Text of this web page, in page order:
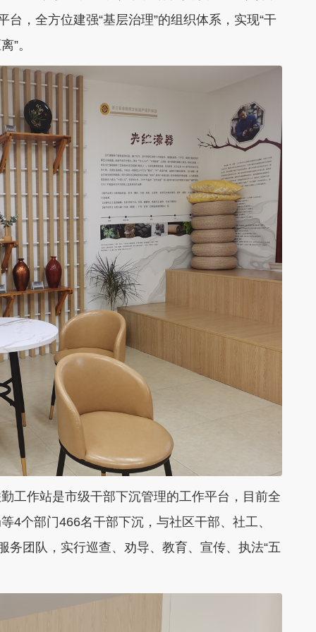
，全方位建强“基层治理”的组织体系，实现“干
”。
工作站是市级干部下沉管理的工作平台，目前全
4个部门466名干部下沉，与社区干部、社工、
务团队，实行巡查、劝导、教育、宣传、执法“五